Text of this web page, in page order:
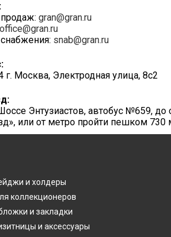
gran@gran.ru
office@gran.ru
snab@gran.ru
г. Москва, Электродная улица, 8с2
Энтузиастов, автобус №659,
или от метро пройти пешком 730
и холдеры
коллекционеров
и закладки
и аксессуары